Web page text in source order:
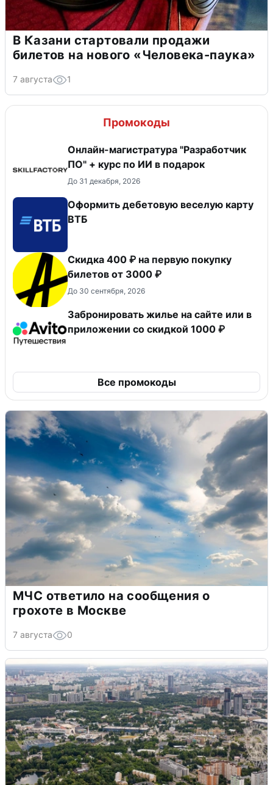
В Казани стартовали продажи
билетов на нового «Человека-паука»
7 августа 1
Промокоды
Онлайн-магистратура "Разработчик
ПО" + курс по ИИ в подарок
До 31 декабря, 2026
Оформить дебетовую веселую карту
ВТБ
Скидка 400 ₽ на первую покупку
билетов от 3000 ₽
До 30 сентября, 2026
Забронировать жилье на сайте или в
приложении со скидкой 1000 ₽
Все промокоды
МЧС ответило на сообщения о
грохоте в Москве
7 августа 0